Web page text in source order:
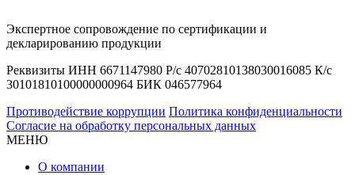
Экспертное сопровождение по сертификации и
декларированию продукции
Реквизиты ИНН 6671147980 Р/с 40702810138030016085 К/с
30101810100000000964 БИК 046577964
Противодействие коррупции Политика конфиденциальности
Согласие на обработку персональных данных
МЕНЮ
О компании